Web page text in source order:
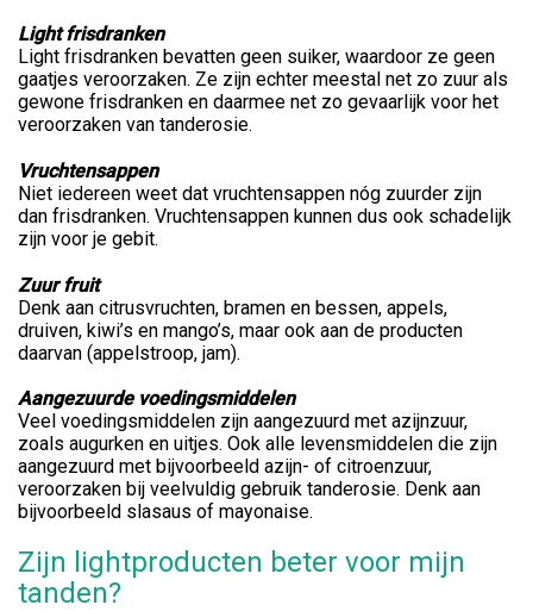
Light frisdranken
Light frisdranken bevatten geen suiker, waardoor ze geen
gaatjes veroorzaken. Ze zijn echter meestal net zo zuur als
gewone frisdranken en daarmee net zo gevaarlijk voor het
veroorzaken van tanderosie.
Vruchtensappen
Niet iedereen weet dat vruchtensappen nóg zuurder zijn
dan frisdranken. Vruchtensappen kunnen dus ook schadelijk
zijn voor je gebit.
Zuur fruit
Denk aan citrusvruchten, bramen en bessen, appels,
druiven, kiwi’s en mango’s, maar ook aan de producten
daarvan (appelstroop, jam).
Aangezuurde voedingsmiddelen
Veel voedingsmiddelen zijn aangezuurd met azijnzuur,
zoals augurken en uitjes. Ook alle levensmiddelen die zijn
aangezuurd met bijvoorbeeld azijn- of citroenzuur,
veroorzaken bij veelvuldig gebruik tanderosie. Denk aan
bijvoorbeeld slasaus of mayonaise.
Zijn lightproducten beter voor mijn
tanden?